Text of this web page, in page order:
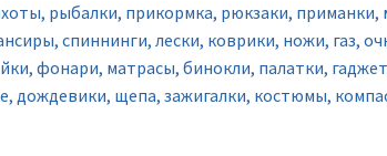
рыбалки, прикормка, рюкзаки,
спиннинги, лески, коврики, ножи, газ,
фонари, матрасы, бинокли, палатки,
дождевики, щепа, зажигалки, костюмы,